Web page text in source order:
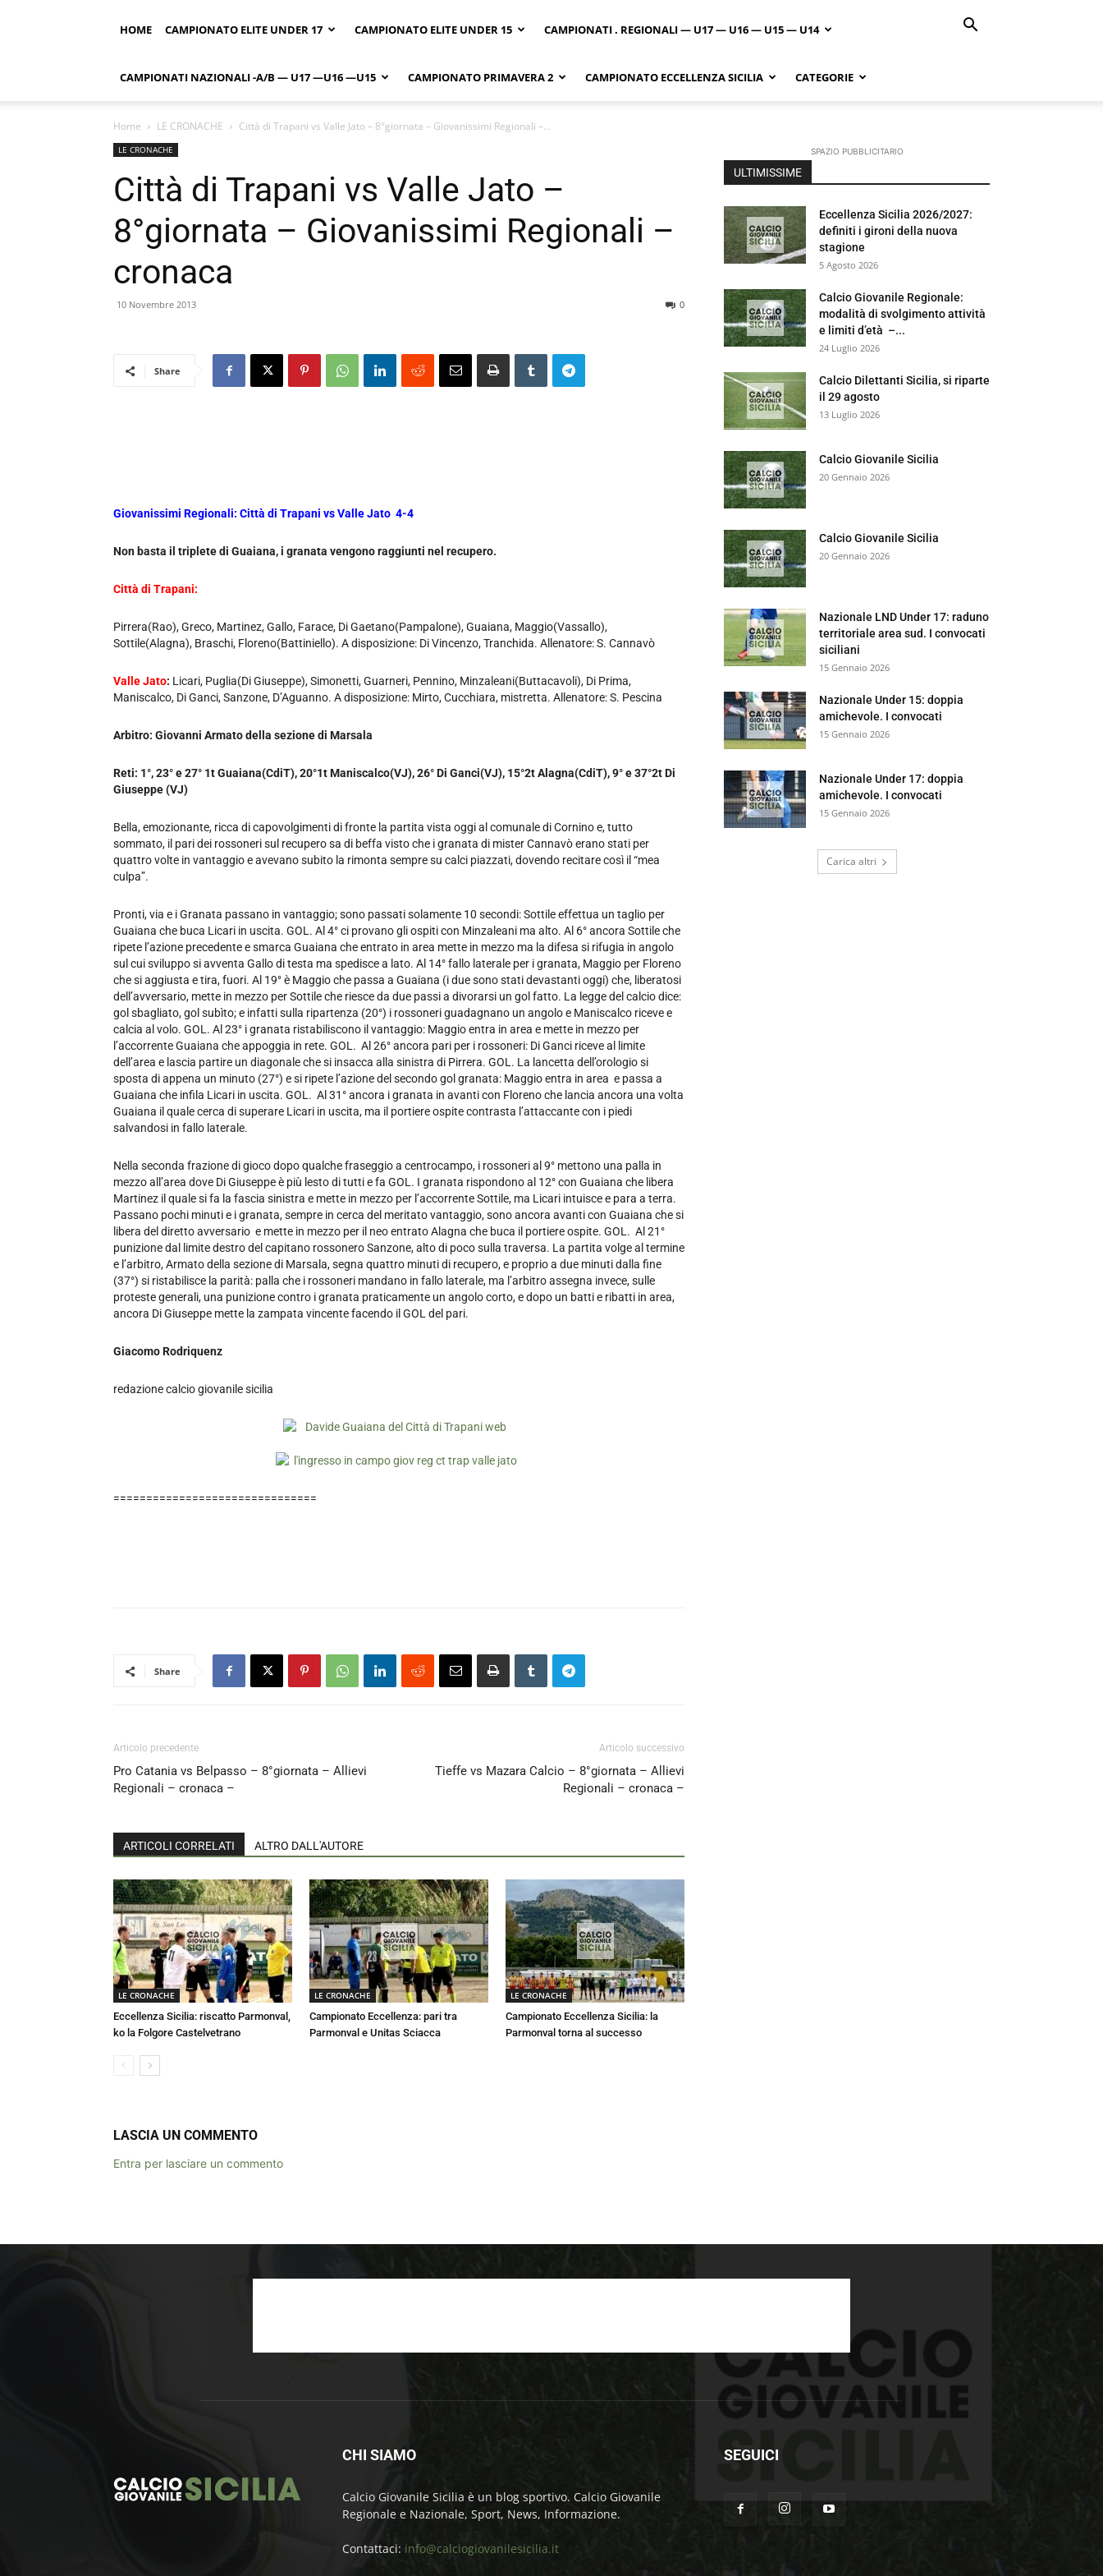
HOME CAMPIONATO ELITE UNDER 17 CAMPIONATO ELITE UNDER 15 CAMPIONATI . REGIONALI — U17 — U16 — U15 — U14
CAMPIONATI NAZIONALI -A/B — U17 —U16 —U15 CAMPIONATO PRIMAVERA 2 CAMPIONATO ECCELLENZA SICILIA CATEGORIE
Home LE CRONACHE Città di Trapani vs Valle Jato – 8°giornata – Giovanissimi Regionali –...
LE CRONACHE
Città di Trapani vs Valle Jato –
8°giornata – Giovanissimi Regionali –
cronaca
10 Novembre 2013 0
Share
Giovanissimi Regionali: Città di Trapani vs Valle Jato 4-4
Non basta il triplete di Guaiana, i granata vengono raggiunti nel recupero.
Città di Trapani:
Pirrera(Rao), Greco, Martinez, Gallo, Farace, Di Gaetano(Pampalone), Guaiana, Maggio(Vassallo),
Sottile(Alagna), Braschi, Floreno(Battiniello). A disposizione: Di Vincenzo, Tranchida. Allenatore: S. Cannavò
Valle Jato: Licari, Puglia(Di Giuseppe), Simonetti, Guarneri, Pennino, Minzaleani(Buttacavoli), Di Prima,
Maniscalco, Di Ganci, Sanzone, D’Aguanno. A disposizione: Mirto, Cucchiara, mistretta. Allenatore: S. Pescina
Arbitro: Giovanni Armato della sezione di Marsala
Reti: 1°, 23° e 27° 1t Guaiana(CdiT), 20°1t Maniscalco(VJ), 26° Di Ganci(VJ), 15°2t Alagna(CdiT), 9° e 37°2t Di
Giuseppe (VJ)
Bella, emozionante, ricca di capovolgimenti di fronte la partita vista oggi al comunale di Cornino e, tutto
sommato, il pari dei rossoneri sul recupero sa di beffa visto che i granata di mister Cannavò erano stati per
quattro volte in vantaggio e avevano subito la rimonta sempre su calci piazzati, dovendo recitare così il “mea
culpa”.
Pronti, via e i Granata passano in vantaggio; sono passati solamente 10 secondi: Sottile effettua un taglio per
Guaiana che buca Licari in uscita. GOL. Al 4° ci provano gli ospiti con Minzaleani ma alto. Al 6° ancora Sottile che
ripete l’azione precedente e smarca Guaiana che entrato in area mette in mezzo ma la difesa si rifugia in angolo
sul cui sviluppo si avventa Gallo di testa ma spedisce a lato. Al 14° fallo laterale per i granata, Maggio per Floreno
che si aggiusta e tira, fuori. Al 19° è Maggio che passa a Guaiana (i due sono stati devastanti oggi) che, liberatosi
dell’avversario, mette in mezzo per Sottile che riesce da due passi a divorarsi un gol fatto. La legge del calcio dice:
gol sbagliato, gol subìto; e infatti sulla ripartenza (20°) i rossoneri guadagnano un angolo e Maniscalco riceve e
calcia al volo. GOL. Al 23° i granata ristabiliscono il vantaggio: Maggio entra in area e mette in mezzo per
l’accorrente Guaiana che appoggia in rete. GOL. Al 26° ancora pari per i rossoneri: Di Ganci riceve al limite
dell’area e lascia partire un diagonale che si insacca alla sinistra di Pirrera. GOL. La lancetta dell’orologio si
sposta di appena un minuto (27°) e si ripete l’azione del secondo gol granata: Maggio entra in area e passa a
Guaiana che infila Licari in uscita. GOL. Al 31° ancora i granata in avanti con Floreno che lancia ancora una volta
Guaiana il quale cerca di superare Licari in uscita, ma il portiere ospite contrasta l’attaccante con i piedi
salvandosi in fallo laterale.
Nella seconda frazione di gioco dopo qualche fraseggio a centrocampo, i rossoneri al 9° mettono una palla in
mezzo all’area dove Di Giuseppe è più lesto di tutti e fa GOL. I granata rispondono al 12° con Guaiana che libera
Martinez il quale si fa la fascia sinistra e mette in mezzo per l’accorrente Sottile, ma Licari intuisce e para a terra.
Passano pochi minuti e i granata, sempre in cerca del meritato vantaggio, sono ancora avanti con Guaiana che si
libera del diretto avversario e mette in mezzo per il neo entrato Alagna che buca il portiere ospite. GOL. Al 21°
punizione dal limite destro del capitano rossonero Sanzone, alto di poco sulla traversa. La partita volge al termine
e l’arbitro, Armato della sezione di Marsala, segna quattro minuti di recupero, e proprio a due minuti dalla fine
(37°) si ristabilisce la parità: palla che i rossoneri mandano in fallo laterale, ma l’arbitro assegna invece, sulle
proteste generali, una punizione contro i granata praticamente un angolo corto, e dopo un batti e ribatti in area,
ancora Di Giuseppe mette la zampata vincente facendo il GOL del pari.
Giacomo Rodriquenz
redazione calcio giovanile sicilia
===============================
Share
Articolo precedente
Pro Catania vs Belpasso – 8°giornata – Allievi
Regionali – cronaca –
Articolo successivo
Tieffe vs Mazara Calcio – 8°giornata – Allievi
Regionali – cronaca –
ARTICOLI CORRELATI ALTRO DALL'AUTORE
LE CRONACHE
Eccellenza Sicilia: riscatto Parmonval,
ko la Folgore Castelvetrano
LE CRONACHE
Campionato Eccellenza: pari tra
Parmonval e Unitas Sciacca
LE CRONACHE
Campionato Eccellenza Sicilia: la
Parmonval torna al successo
LASCIA UN COMMENTO
Entra per lasciare un commento
SPAZIO PUBBLICITARIO
ULTIMISSIME
Eccellenza Sicilia 2026/2027:
definiti i gironi della nuova
stagione
5 Agosto 2026
Calcio Giovanile Regionale:
modalità di svolgimento attività
e limiti d’età –...
24 Luglio 2026
Calcio Dilettanti Sicilia, si riparte
il 29 agosto
13 Luglio 2026
Calcio Giovanile Sicilia
20 Gennaio 2026
Calcio Giovanile Sicilia
20 Gennaio 2026
Nazionale LND Under 17: raduno
territoriale area sud. I convocati
siciliani
15 Gennaio 2026
Nazionale Under 15: doppia
amichevole. I convocati
15 Gennaio 2026
Nazionale Under 17: doppia
amichevole. I convocati
15 Gennaio 2026
Carica altri
CHI SIAMO
Calcio Giovanile Sicilia è un blog sportivo. Calcio Giovanile
Regionale e Nazionale, Sport, News, Informazione.
Contattaci: info@calciogiovanilesicilia.it
SEGUICI